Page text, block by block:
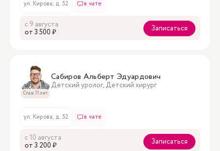
ул. Кирова, д. 52 в чате
с 9 августа
oт 3 500 ₽
Записаться
Стаж 11 лет
Сабиров Альберт Эдуардович
Детский уролог, Детский хирург
ул. Кирова, д. 52 в чате
с 10 августа
oт 3 200 ₽
Записаться